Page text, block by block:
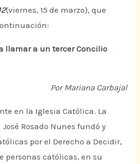
(viernes, 15 de marzo), que
llamar a un tercer Concilio
Por Mariana Carbajal
en la Iglesia Católica. La
Rosado Nunes fundó y
por el Derecho a Decidir,
personas católicas, en su